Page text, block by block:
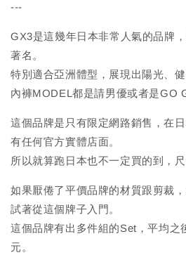
---
GX3是這幾年日本非常人氣的品牌
著名。
特別適合亞洲體型，展現出陽光、健
內褲MODEL都是請男優或者是GO
這個品牌是只有限定網路銷售，在
有任何官方實體店面。
所以就算跑日本也不一定買的到，尺
如果厭倦了平價品牌的材質跟剪裁
試著從這個牌子入門。
這個品牌有出多件組的Set，平均之
元。